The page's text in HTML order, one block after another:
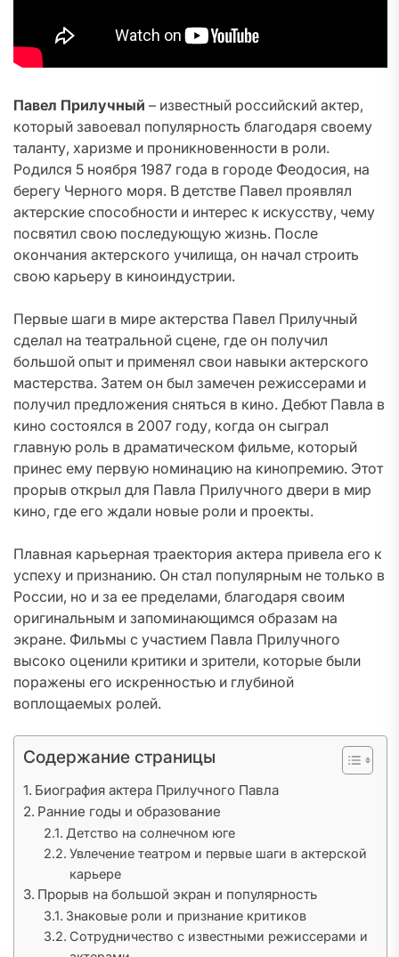
Павел Прилучный – известный российский актер,
который завоевал популярность благодаря своему
таланту, харизме и проникновенности в роли.
Родился 5 ноября 1987 года в городе Феодосия, на
берегу Черного моря. В детстве Павел проявлял
актерские способности и интерес к искусству, чему
посвятил свою последующую жизнь. После
окончания актерского училища, он начал строить
свою карьеру в киноиндустрии.
Первые шаги в мире актерства Павел Прилучный
сделал на театральной сцене, где он получил
большой опыт и применял свои навыки актерского
мастерства. Затем он был замечен режиссерами и
получил предложения сняться в кино. Дебют Павла в
кино состоялся в 2007 году, когда он сыграл
главную роль в драматическом фильме, который
принес ему первую номинацию на кинопремию. Этот
прорыв открыл для Павла Прилучного двери в мир
кино, где его ждали новые роли и проекты.
Плавная карьерная траектория актера привела его к
успеху и признанию. Он стал популярным не только в
России, но и за ее пределами, благодаря своим
оригинальным и запоминающимся образам на
экране. Фильмы с участием Павла Прилучного
высоко оценили критики и зрители, которые были
поражены его искренностью и глубиной
воплощаемых ролей.
Содержание страницы
Биография актера Прилучного Павла
Ранние годы и образование
Детство на солнечном юге
Увлечение театром и первые шаги в актерской
карьере
Прорыв на большой экран и популярность
Знаковые роли и признание критиков
Сотрудничество с известными режиссерами и